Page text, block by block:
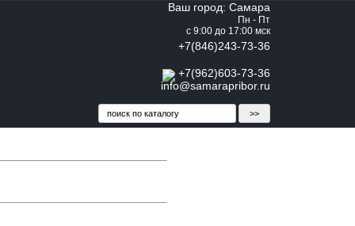
Ваш город: Самара
Пн - Пт
с 9:00 до 17:00 мск
+7(846)243-73-36
+7(962)603-73-36
info@samarapribor.ru